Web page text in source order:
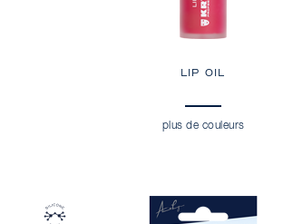
LIP OIL
plus de couleurs